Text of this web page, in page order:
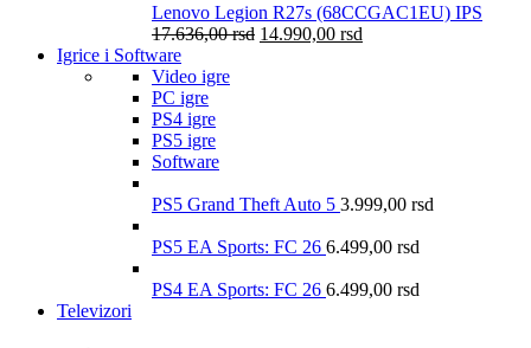
Lenovo Legion R27s (68CCGAC1EU) IPS
17.636,00rsd 14.990,00 rsd
Igrice i Software
Video igre
PC igre
PS4 igre
PS5 igre
Software
PS5 Grand Theft Auto 5 3.999,00 rsd
PS5 EA Sports: FC 26 6.499,00 rsd
PS4 EA Sports: FC 26 6.499,00 rsd
Televizori